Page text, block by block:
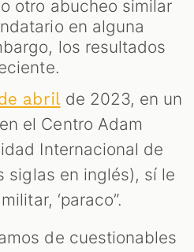
otro abucheo similar
en alguna
los resultados
abrilde 2023, en un
el Centro Adam
Internacional de
siglas en inglés), sí le
‘paraco”.
de cuestionables